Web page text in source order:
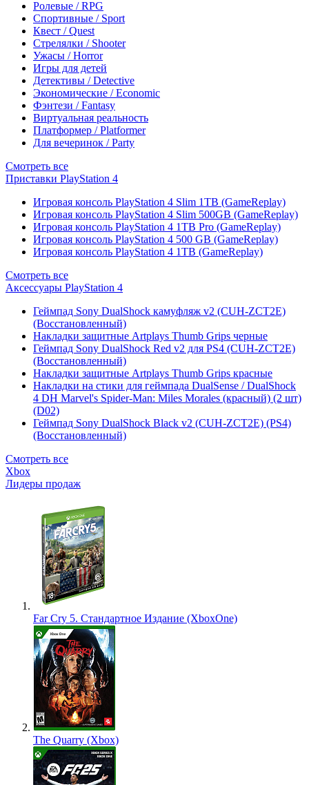
Ролевые / RPG
Спортивные / Sport
Квест / Quest
Стрелялки / Shooter
Ужасы / Horror
Игры для детей
Детективы / Detective
Экономические / Economic
Фэнтези / Fantasy
Виртуальная реальность
Платформер / Platformer
Для вечеринок / Party
Смотреть все
Приставки PlayStation 4
Игровая консоль PlayStation 4 Slim 1TB (GameReplay)
Игровая консоль PlayStation 4 Slim 500GB (GameReplay)
Игровая консоль PlayStation 4 1TB Pro (GameReplay)
Игровая консоль PlayStation 4 500 GB (GameReplay)
Игровая консоль PlayStation 4 1TB (GameReplay)
Смотреть все
Аксессуары PlayStation 4
Геймпад Sony DualShock камуфляж v2 (CUH-ZCT2E)
(Восстановленный)
Накладки защитные Artplays Thumb Grips черные
Геймпад Sony DualShock Red v2 для PS4 (CUH-ZCT2E)
(Восстановленный)
Накладки защитные Artplays Thumb Grips красные
Накладки на стики для геймпада DualSense / DualShock
4 DH Marvel's Spider-Man: Miles Morales (красный) (2 шт)
(D02)
Геймпад Sony DualShock Black v2 (CUH-ZCT2E) (PS4)
(Восстановленный)
Смотреть все
Xbox
Лидеры продаж
Far Cry 5. Стандартное Издание (XboxOne)
The Quarry (Xbox)